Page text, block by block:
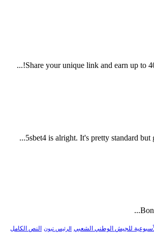
Share your unique link and earn up to
5sbet4 is alright. It's pretty standard but
الأسبوعية للجيش الوطني الشعبي الرئيس تبون النص الكامل